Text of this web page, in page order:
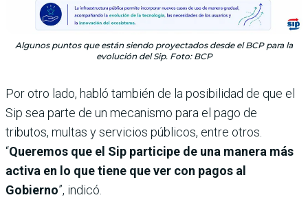
Algunos puntos que están siendo proyectados desde el BCP para la
evolución del Sip. Foto: BCP
Por otro lado, habló también de la posibilidad de que el
Sip sea parte de un mecanismo para el pago de
tributos, multas y servicios públicos, entre otros.
“Queremos que el Sip participe de una manera más
activa en lo que tiene que ver con pagos al
Gobierno”, indicó.